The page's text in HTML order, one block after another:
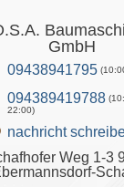
GmbH
09438941795
094389419788
22:00)
nachricht
Weg 1-3